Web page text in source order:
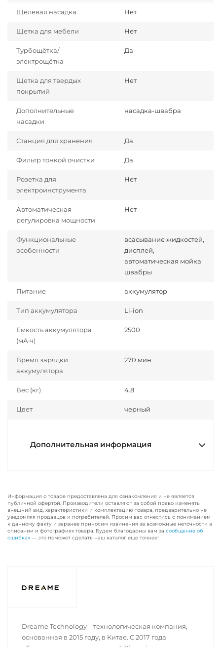
Щелевая насадка Нет
Щетка для мебели Нет
Турбощётка/
электрощётка
Да
Щетка для твердых
покрытий
Нет
Дополнительные
насадки
насадка-швабра
Станция для хранения Да
Фильтр тонкой очистки Да
Розетка для
электроинструмента
Нет
Автоматическая
регулировка мощности
Нет
Функциональные
особенности
всасывание жидкостей,
дисплей,
автоматическая мойка
швабры
Питание аккумулятор
Тип аккумулятора Li-ion
Ёмкость аккумулятора
(мА·ч)
2500
Время зарядки
аккумулятора
270 мин
Вес (кг) 4.8
Цвет черный
Дополнительная информация
Информация о товаре предоставлена для ознакомления и не является
публичной офертой. Производители оставляют за собой право изменять
внешний вид, характеристики и комплектацию товара, предварительно не
уведомляя продавцов и потребителей. Просим вас отнестись с пониманием
к данному факту и заранее приносим извинения за возможные неточности в
описании и фотографиях товара. Будем благодарны вам за сообщение об
ошибках — это поможет сделать наш каталог еще точнее!
Dreame Technology – технологическая компания,
основанная в 2015 году, в Китае. С 2017 года